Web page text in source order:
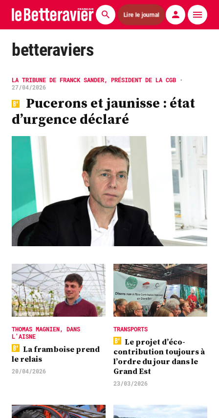
Lire le journal
Actualités
Agronomie
Matériels
La technique ITB
Pommes de terre
Guides pratiques
Chasse
Plus
betteraviers
LA TRIBUNE DE FRANCK SANDER, PRÉSIDENT DE LA CGB •
27/04/2026
Pucerons et jaunisse : état
d’urgence déclaré
THOMAS MAGNIEN, DANS
L'AISNE
La framboise prend
le relais
20/04/2026
TRANSPORTS
Le projet d’éco-
contribution toujours à
l’ordre du jour dans le
Grand Est
23/03/2026